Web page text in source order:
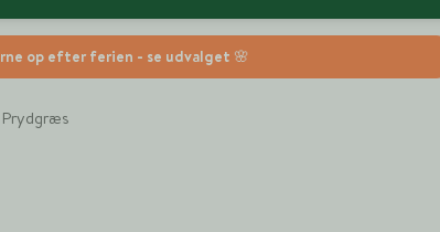
op efter ferien - se udvalget 🌸
Prydgræs